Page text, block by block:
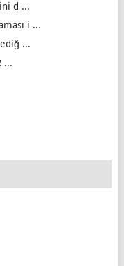
d ...
i ...
...
...